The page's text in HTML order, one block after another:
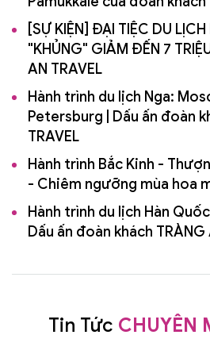
[SỰ KIỆN] ĐẠI TIỆC DU
"KHỦNG" GIẢM ĐẾN 7
AN TRAVEL
Hành trình du lịch Nga:
Petersburg | Dấu ấn đoàn
TRAVEL
Hành trình Bắc Kinh -
- Chiêm ngưỡng mùa hoa
Hành trình du lịch Hàn
Dấu ấn đoàn khách TRÀNG
Tin Tức CHUYÊN